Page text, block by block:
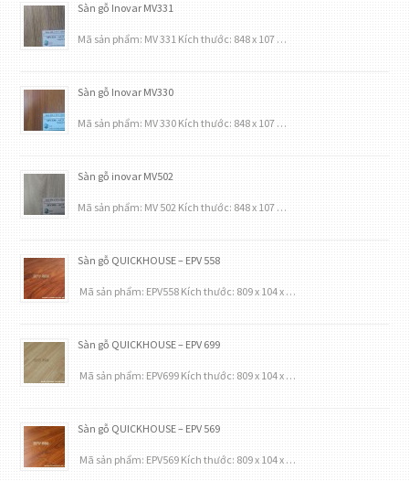
Sàn gỗ Inovar MV331
Mã sản phẩm: MV 331 Kích thước: 848 x 107 …
Sàn gỗ Inovar MV330
Mã sản phẩm: MV 330 Kích thước: 848 x 107 …
Sàn gỗ inovar MV502
Mã sản phẩm: MV 502 Kích thước: 848 x 107 …
Sàn gỗ QUICKHOUSE – EPV 558
Mã sản phẩm: EPV558 Kích thước: 809 x 104 x …
Sàn gỗ QUICKHOUSE – EPV 699
Mã sản phẩm: EPV699 Kích thước: 809 x 104 x …
Sàn gỗ QUICKHOUSE – EPV 569
Mã sản phẩm: EPV569 Kích thước: 809 x 104 x …